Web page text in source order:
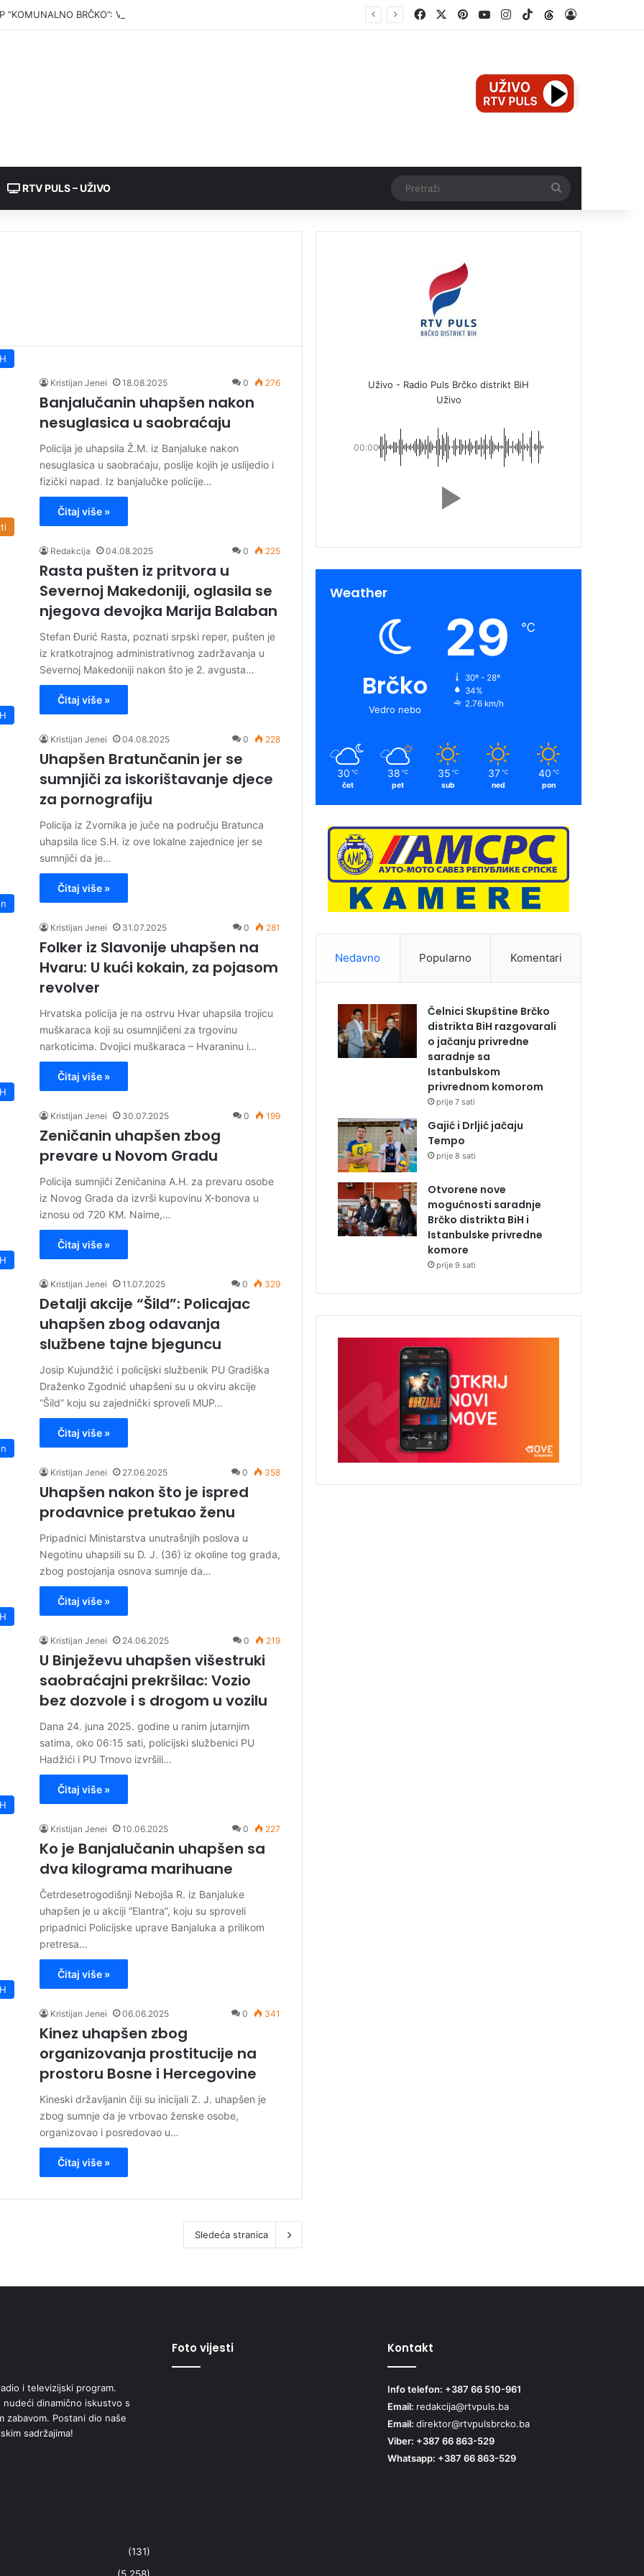
“KOMUNALNO BRČKO”: Voda iz rezervoara Gajevi trenutno nije za piće FacebookPinterestYouTubeInstagram
TikTokThreads
RTV PULS – UŽIVO
Kristijan Jenei 18.08.2025 0 276
Banjalučanin uhapšen nakon
nesuglasica u saobraćaju
Policija je uhapsila Ž.M. iz Banjaluke nakon
nesuglasica u saobraćaju, poslije kojih je uslijedio i
fizički napad. Iz banjalučke policije…
Čitaj više »
Redakcija 04.08.2025 0 225
Rasta pušten iz pritvora u
Severnoj Makedoniji, oglasila se
njegova devojka Marija Balaban
Stefan Đurić Rasta, poznati srpski reper, pušten je
iz kratkotrajnog administrativnog zadržavanja u
Severnoj Makedoniji nakon što je 2. avgusta…
Čitaj više »
Kristijan Jenei 04.08.2025 0 228
Uhapšen Bratunčanin jer se
sumnjiči za iskorištavanje djece
za pornografiju
Policija iz Zvornika je juče na području Bratunca
uhapsila lice S.H. iz ove lokalne zajednice jer se
sumnjiči da je…
Čitaj više »
Kristijan Jenei 31.07.2025 0 281
Folker iz Slavonije uhapšen na
Hvaru: U kući kokain, za pojasom
revolver
Hrvatska policija je na ostrvu Hvar uhapsila trojicu
muškaraca koji su osumnjičeni za trgovinu
narkoticima. Dvojici muškaraca – Hvaraninu i…
Čitaj više »
Kristijan Jenei 30.07.2025 0 199
Zeničanin uhapšen zbog
prevare u Novom Gradu
Policija sumnjiči Zeničanina A.H. za prevaru osobe
iz Novog Grada da izvrši kupovinu X-bonova u
iznosu od 720 KM. Naime,…
Čitaj više »
Kristijan Jenei 11.07.2025 0 329
Detalji akcije “Šild”: Policajac
uhapšen zbog odavanja
službene tajne bjeguncu
Josip Kujundžić i policijski službenik PU Gradiška
Draženko Zgodnić uhapšeni su u okviru akcije
“Šild” koju su zajednički sproveli MUP…
Čitaj više »
Kristijan Jenei 27.06.2025 0 358
Uhapšen nakon što je ispred
prodavnice pretukao ženu
Pripadnici Ministarstva unutrašnjih poslova u
Negotinu uhapsili su D. J. (36) iz okoline tog grada,
zbog postojanja osnova sumnje da…
Čitaj više »
Kristijan Jenei 24.06.2025 0 219
U Binježevu uhapšen višestruki
saobraćajni prekršilac: Vozio
bez dozvole i s drogom u vozilu
Dana 24. juna 2025. godine u ranim jutarnjim
satima, oko 06:15 sati, policijski službenici PU
Hadžići i PU Trnovo izvršili…
Čitaj više »
Kristijan Jenei 10.06.2025 0 227
Ko je Banjalučanin uhapšen sa
dva kilograma marihuane
Četrdesetrogodišnji Nebojša R. iz Banjaluke
uhapšen je u akciji “Elantra”, koju su sproveli
pripadnici Policijske uprave Banjaluka a prilikom
pretresa…
Čitaj više »
Kristijan Jenei 06.06.2025 0 341
Kinez uhapšen zbog
organizovanja prostitucije na
prostoru Bosne i Hercegovine
Kineski državljanin čiji su inicijali Z. J. uhapšen je
zbog sumnje da je vrbovao ženske osobe,
organizovao i posredovao u…
Čitaj više »
Sledeća stranica
Uživo - Radio Puls Brčko distrikt BiH
Uživo
00:00
Weather
Brčko
Vedro nebo
29 ℃
30º - 28º
34%
2.76 km/h
30 ℃
čet
38 ℃
pet
35 ℃
sub
37 ℃
ned
40 ℃
pon
Nedavno Popularno Komentari
Čelnici Skupštine Brčko
distrikta BiH razgovarali
o jačanju privredne
saradnje sa
Istanbulskom
privrednom komorom
prije 7 sati
Gajić i Drljić jačaju
Tempo
prije 8 sati
Otvorene nove
mogućnosti saradnje
Brčko distrikta BiH i
Istanbulske privredne
komore
prije 9 sati
i televizijski program.
nudeći dinamično iskustvo s
zabavom. Postani dio naše
sadržajima!
(131)
Foto vijesti Kontakt
Info telefon: +387 66 510-961
Email: redakcija@rtvpuls.ba
Email: direktor@rtvpulsbrcko.ba
Viber: +387 66 863-529
Whatsapp: +387 66 863-529